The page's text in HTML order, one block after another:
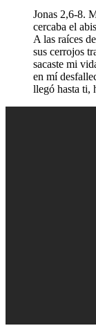
Jonas 2,6-8.
cercaba el
A las raíces
sus cerrojos
sacaste mi
en mí
llegó hasta ti,